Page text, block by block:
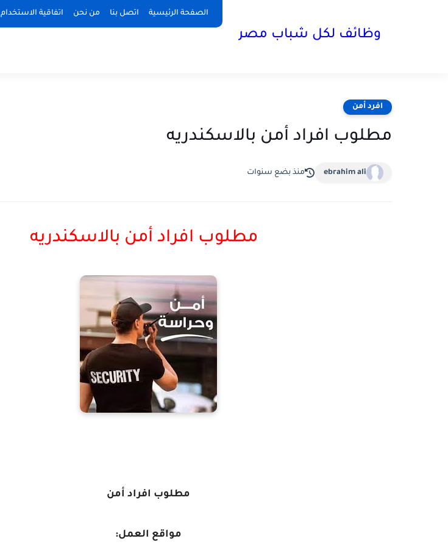
الصفحة الرئيسية اتصل بنا من نحن اتفاقية الاستخدام
وظائف لكل شباب مصر
افرد أمن
مطلوب افراد أمن بالاسكندريه
ebrahim ali منذ بضع سنوات
مطلوب افراد أمن بالاسكندريه
مطلوب افراد أمن
مواقع العمل: